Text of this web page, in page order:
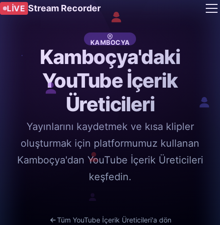
LIVE Stream Recorder
KAMBOÇYA
Kamboçya'daki
YouTube İçerik
Üreticileri
Yayınlarını kaydetmek ve kısa klipler
oluşturmak için platformumuz kullanan
Kamboçya'dan YouTube İçerik Üreticileri
keşfedin.
Tüm YouTube İçerik Üreticileri'a dön